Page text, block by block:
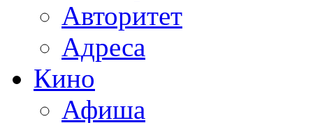
Авторитет
Адреса
Кино
Афиша